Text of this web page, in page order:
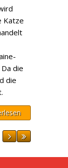
Katze
die
die